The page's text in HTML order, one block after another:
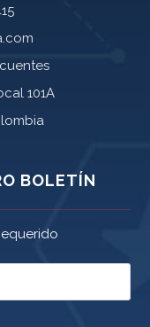
101A
BOLETÍN